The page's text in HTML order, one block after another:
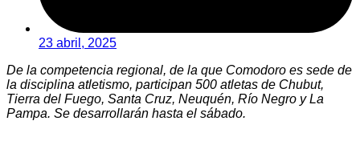
23 abril, 2025
De la competencia regional, de la que Comodoro es sede de
la disciplina atletismo, participan 500 atletas de Chubut,
Tierra del Fuego, Santa Cruz, Neuquén, Río Negro y La
Pampa. Se desarrollarán hasta el sábado.